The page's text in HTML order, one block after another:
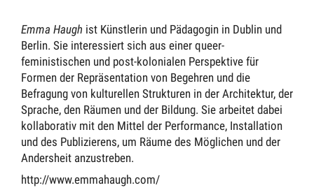
Emma Haugh ist Künstlerin und Pädagogin in Dublin und
Berlin. Sie interessiert sich aus einer queer-
feministischen und post-kolonialen Perspektive für
Formen der Repräsentation von Begehren und die
Befragung von kulturellen Strukturen in der Architektur, der
Sprache, den Räumen und der Bildung. Sie arbeitet dabei
kollaborativ mit den Mittel der Performance, Installation
und des Publizierens, um Räume des Möglichen und der
Andersheit anzustreben.
http://www.emmahaugh.com/